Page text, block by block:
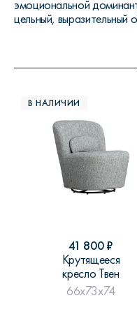
эмоциональной
цельный, выразительный
В НАЛИЧИИ
41 800₽
Крутящееся
кресло Твен
66x73x74